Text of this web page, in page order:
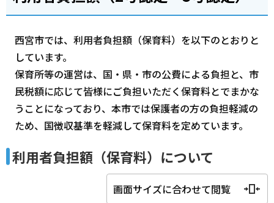
西宮市では、利用者負担額（保育料）を以下のとおりと
しています。
保育所等の運営は、国・県・市の公費による負担と、市
民税額に応じて皆様にご負担いただく保育料とでまかな
うことになっており、本市では保護者の方の負担軽減の
ため、国徴収基準を軽減して保育料を定めています。
利用者負担額（保育料）について
画面サイズに合わせて閲覧